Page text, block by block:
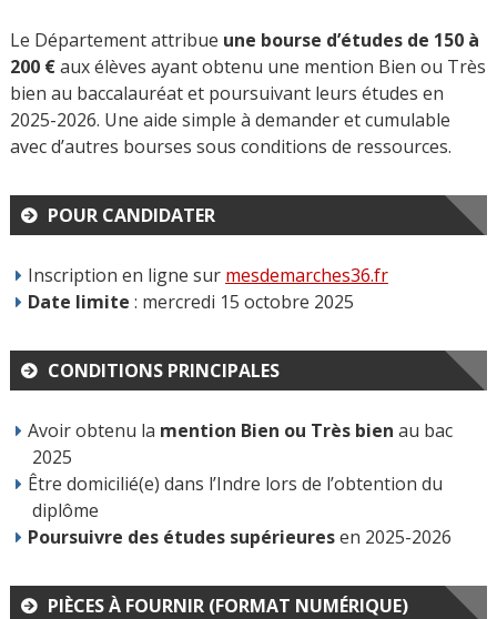
Le Département attribue une bourse d’études de 150 à
200 €aux élèves ayant obtenu une mention Bien ou Très
bien au baccalauréat et poursuivant leurs études en
2025-2026. Une aide simple à demander et cumulable
avec d’autres bourses sous conditions de ressources.
POUR CANDIDATER
Inscription en ligne sur mesdemarches36.fr
Date limite : mercredi 15 octobre 2025
CONDITIONS PRINCIPALES
Avoir obtenu la mention Bien ou Très bien au bac
2025
Être domicilié(e) dans l’Indre lors de l’obtention du
diplôme
Poursuivre des études supérieuresen 2025-2026
PIÈCES À FOURNIR (FORMAT NUMÉRIQUE)